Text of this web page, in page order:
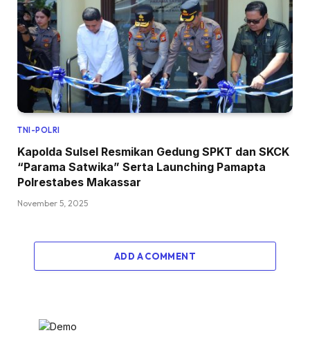
TNI-POLRI
Kapolda Sulsel Resmikan Gedung SPKT dan SKCK
“Parama Satwika” Serta Launching Pamapta
Polrestabes Makassar
November 5, 2025
ADD A COMMENT